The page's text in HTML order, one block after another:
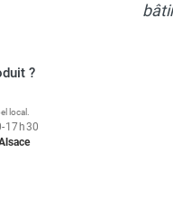
?
local.
-17 h30